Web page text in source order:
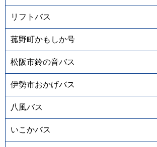
リフトバス
菰野町かもしか号
松阪市鈴の音バス
伊勢市おかげバス
八風バス
いこかバス